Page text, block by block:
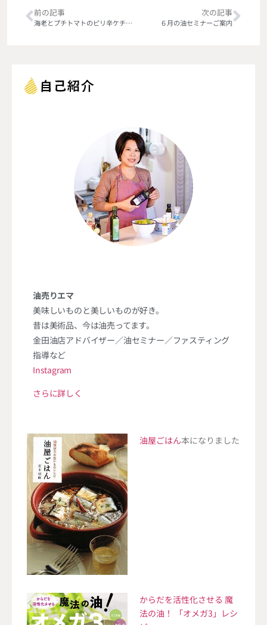
前の記事
海老とプチトマトのピリ辛ケチャップ炒め
次の記事
６月の油セミナーご案内
油売りエマ
美味しいものと美しいものが好き。
昔は美術品、今は油売ってます。
金田油店アドバイザー／油セミナー／ファスティング
指導など
Instagram
さらに詳しく
油屋ごはん本になりました
からだを活性化させる 魔
法の油！ 「オメガ3」レシ